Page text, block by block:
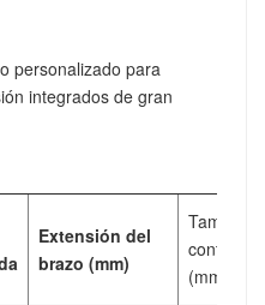
personalizado para
integrados de gran
Extensión del
brazo (mm)
Tamaño
(mm)